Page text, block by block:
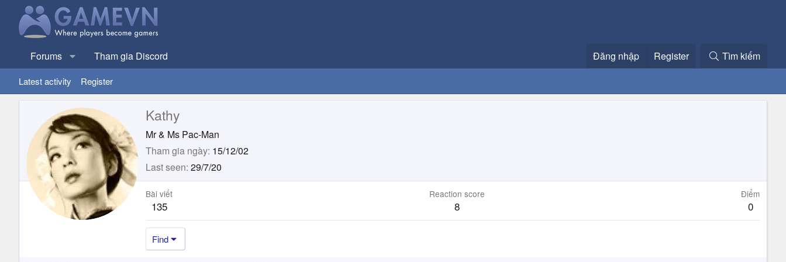
Forums Tham gia Discord Đăng nhập Register Tìm kiếm
Latest activity Register
Kathy
Mr & Ms Pac-Man
Tham gia ngày 15/12/02
Last seen 29/7/20
Bài viết
135
Reaction score
8
Điểm
0
Find